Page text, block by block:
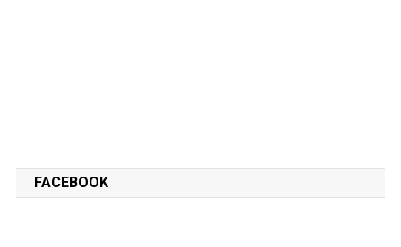
FACEBOOK